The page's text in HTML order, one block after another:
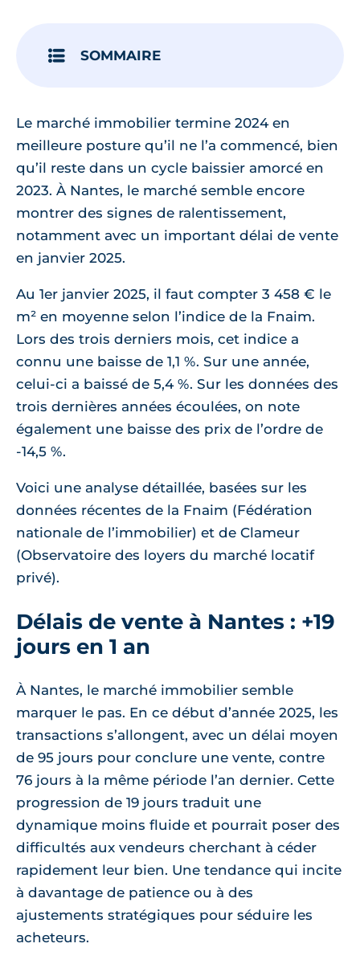
SOMMAIRE
Le marché immobilier termine 2024 en
meilleure posture qu’il ne l’a commencé, bien
qu’il reste dans un cycle baissier amorcé en
2023. À Nantes, le marché semble encore
montrer des signes de ralentissement,
notamment avec un important délai de vente
en janvier 2025.
Au 1er janvier 2025, il faut compter 3 458 € le
m² en moyenne selon l’indice de la Fnaim.
Lors des trois derniers mois, cet indice a
connu une baisse de 1,1 %. Sur une année,
celui-ci a baissé de 5,4 %. Sur les données des
trois dernières années écoulées, on note
également une baisse des prix de l’ordre de
-14,5 %.
Voici une analyse détaillée, basées sur les
données récentes de la Fnaim (Fédération
nationale de l’immobilier) et de Clameur
(Observatoire des loyers du marché locatif
privé).
Délais de vente à Nantes : +19
jours en 1 an
À Nantes, le marché immobilier semble
marquer le pas. En ce début d’année 2025, les
transactions s’allongent, avec un délai moyen
de 95 jours pour conclure une vente, contre
76 jours à la même période l’an dernier. Cette
progression de 19 jours traduit une
dynamique moins fluide et pourrait poser des
difficultés aux vendeurs cherchant à céder
rapidement leur bien. Une tendance qui incite
à davantage de patience ou à des
ajustements stratégiques pour séduire les
acheteurs.